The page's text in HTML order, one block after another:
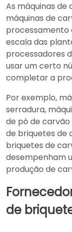
As máquinas
máquinas de
processamento
escala das
processadores
usar um certo
completar a
Por exemplo,
serradura,
de pó de
de briquetes de
briquetes de
desempenham
produção de
de